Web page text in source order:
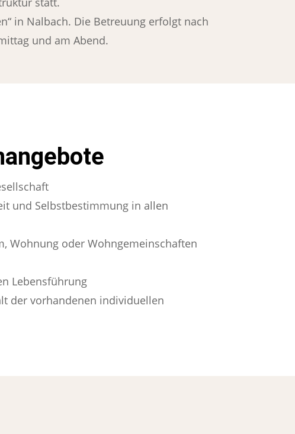
in Nalbach. Die Betreuung erfolgt nach
und am Abend.
und Selbstbestimmung in allen
Wohnung oder Wohngemeinschaften
Lebensführung
der vorhandenen individuellen